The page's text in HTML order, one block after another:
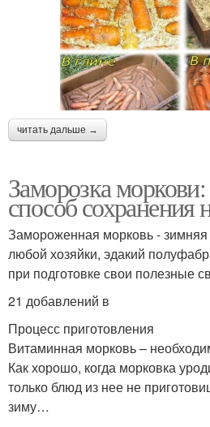
читать дальше →
Заморозка
способ сохранения
Замороженная морковь -
любой хозяйки, эдакий
при подготовке свои полезные
21 добавлений в
Процесс приготовления
Витаминная морковь –
Как хорошо, когда морковка
только блюд из нее не
зиму…